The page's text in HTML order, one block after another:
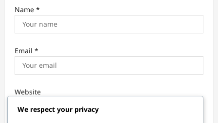
Name *
Email *
Website
We respect your privacy